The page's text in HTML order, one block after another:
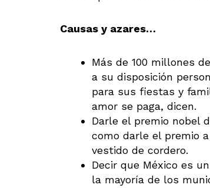
Causas y azares…
Más de 100 millones
a su disposición
para sus fiestas y
amor se paga, dicen.
Darle el premio nobel
como darle el premio
vestido de cordero.
Decir que México es
la mayoría de los